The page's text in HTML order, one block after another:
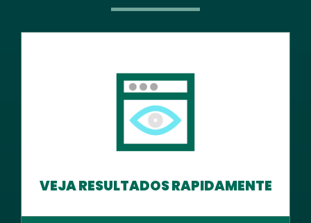
VEJA RESULTADOS RAPIDAMENTE